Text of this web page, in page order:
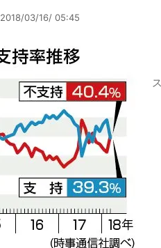
2018/03/16/ 05:45